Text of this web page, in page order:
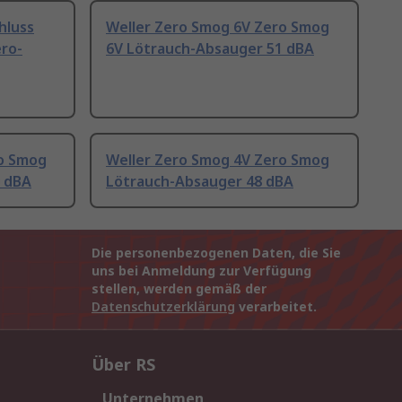
Weller Zero Smog 6V Zero Smog
6V Lötrauch-Absauger 51 dBA
Smog
Weller Zero Smog 4V Zero Smog
Lötrauch-Absauger 48 dBA
Die personenbezogenen Daten, die Sie
uns bei Anmeldung zur Verfügung
stellen, werden gemäß der
Datenschutzerklärung verarbeitet.
Über RS